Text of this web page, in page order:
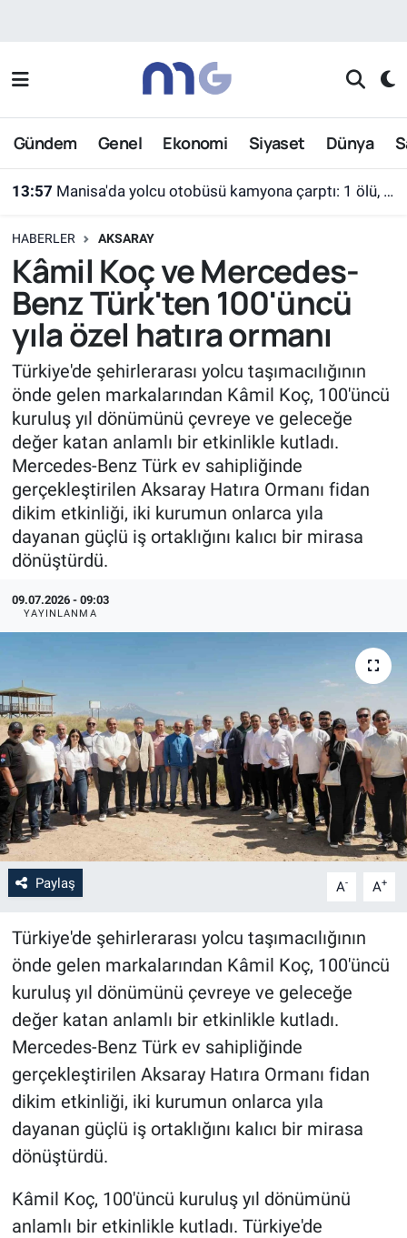
Gündem Genel Ekonomi Siyaset Dünya
13:57 Manisa'da yolcu otobüsü kamyona çarptı: 1 ölü, 7 yaralı
HABERLER AKSARAY
Kâmil Koç ve Mercedes-
Benz Türk'ten 100'üncü
yıla özel hatıra ormanı
Türkiye'de şehirlerarası yolcu taşımacılığının
önde gelen markalarından Kâmil Koç, 100'üncü
kuruluş yıl dönümünü çevreye ve geleceğe
değer katan anlamlı bir etkinlikle kutladı.
Mercedes-Benz Türk ev sahipliğinde
gerçekleştirilen Aksaray Hatıra Ormanı fidan
dikim etkinliği, iki kurumun onlarca yıla
dayanan güçlü iş ortaklığını kalıcı bir mirasa
dönüştürdü.
09.07.2026 - 09:03
YAYINLANMA
Paylaş A- A+
Türkiye'de şehirlerarası yolcu taşımacılığının
önde gelen markalarından Kâmil Koç, 100'üncü
kuruluş yıl dönümünü çevreye ve geleceğe
değer katan anlamlı bir etkinlikle kutladı.
Mercedes-Benz Türk ev sahipliğinde
gerçekleştirilen Aksaray Hatıra Ormanı fidan
dikim etkinliği, iki kurumun onlarca yıla
dayanan güçlü iş ortaklığını kalıcı bir mirasa
dönüştürdü.
Kâmil Koç, 100'üncü kuruluş yıl dönümünü
anlamlı bir etkinlikle kutladı. Türkiye'de
Nöbetçi Eczaneler
Hava Durumu
Süper Lig Puan Durumu ve Fikstür
Tüm Manşetler
Son Dakika Haberleri
Haber Arşivi